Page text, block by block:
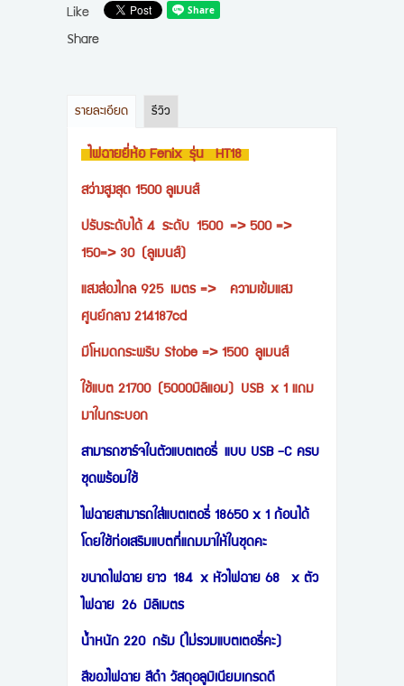
Like
Share
รายละเอียด รีวิว
ไฟฉายยี่ห้อ Fenix รุ่น HT18
สว่างสูงสุด 1500 ลูเมนส์
ปรับระดับได้ 4 ระดับ 1500 => 500 =>
150=> 30 (ลูเมนส์)
แสงส่องไกล 925 เมตร => ความเข้มแสง
ศูนย์กลาง 214187cd
มีโหมดกระพริบ Stobe => 1500 ลูเมนส์
ใช้แบต 21700 (5000มิลิแอม) USB x 1 แถม
มาในกระบอก
สามารถชาร์จในตัวแบตเตอรี่ แบบ USB -C ครบ
ชุดพร้อมใช้
ไฟฉายสามารถใส่แบตเตอรี่ 18650 x 1 ก้อนได้
โดยใช้ท่อเสริมแบตที่แถมมาให้ในชุดคะ
ขนาดไฟฉาย ยาว 184 x หัวไฟฉาย 68 x ตัว
ไฟฉาย 26 มิลิเมตร
นำ้หนัก 220 กรัม (ไม่รวมแบตเตอรี่คะ)
สีของไฟฉาย สีดำ วัสดุอลูมิเนียมเกรดดี